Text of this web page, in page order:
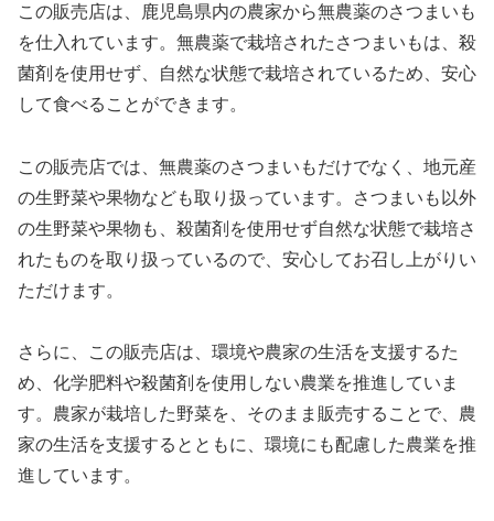
この販売店は、鹿児島県内の農家から無農薬のさつまいも
を仕入れています。無農薬で栽培されたさつまいもは、殺
菌剤を使用せず、自然な状態で栽培されているため、安心
して食べることができます。
この販売店では、無農薬のさつまいもだけでなく、地元産
の生野菜や果物なども取り扱っています。さつまいも以外
の生野菜や果物も、殺菌剤を使用せず自然な状態で栽培さ
れたものを取り扱っているので、安心してお召し上がりい
ただけます。
さらに、この販売店は、環境や農家の生活を支援するた
め、化学肥料や殺菌剤を使用しない農業を推進していま
す。農家が栽培した野菜を、そのまま販売することで、農
家の生活を支援するとともに、環境にも配慮した農業を推
進しています。